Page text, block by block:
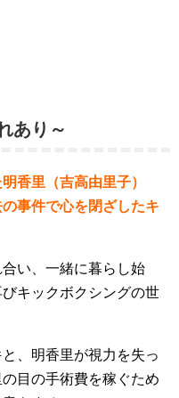
あり～
香里（吉高由里子）
事件で心を閉ざしたキ
い、一緒に暮らし始
キックボクシングの世
、明香里が視力を失っ
目の手術費を稼ぐため